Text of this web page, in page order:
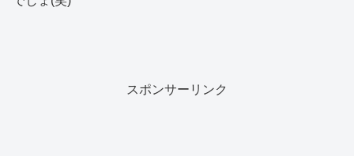
スポンサーリンク